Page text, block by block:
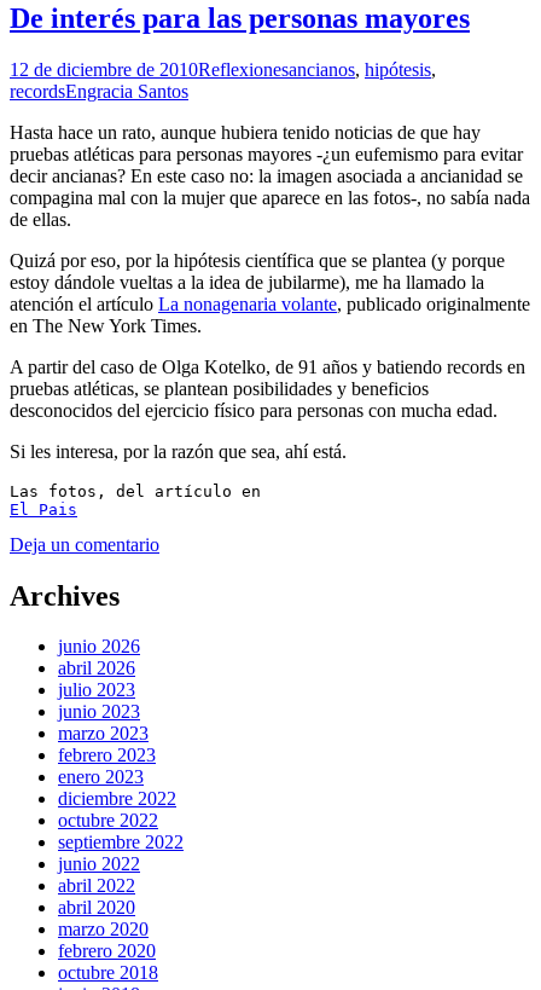
De interés para las personas mayores
12 de diciembre de 2010Reflexionesancianos, hipótesis,
recordsEngracia Santos
Hasta hace un rato, aunque hubiera tenido noticias de que hay
pruebas atléticas para personas mayores -¿un eufemismo para evitar
decir ancianas? En este caso no: la imagen asociada a ancianidad se
compagina mal con la mujer que aparece en las fotos-, no sabía nada
de ellas.
Quizá por eso, por la hipótesis científica que se plantea (y porque
estoy dándole vueltas a la idea de jubilarme), me ha llamado la
atención el artículo La nonagenaria volante, publicado originalmente
en The New York Times.
A partir del caso de Olga Kotelko, de 91 años y batiendo records en
pruebas atléticas, se plantean posibilidades y beneficios
desconocidos del ejercicio físico para personas con mucha edad.
Si les interesa, por la razón que sea, ahí está.
El Pais
Deja un comentario
Archives
junio 2026
abril 2026
julio 2023
junio 2023
marzo 2023
febrero 2023
enero 2023
diciembre 2022
octubre 2022
septiembre 2022
junio 2022
abril 2022
abril 2020
marzo 2020
febrero 2020
octubre 2018